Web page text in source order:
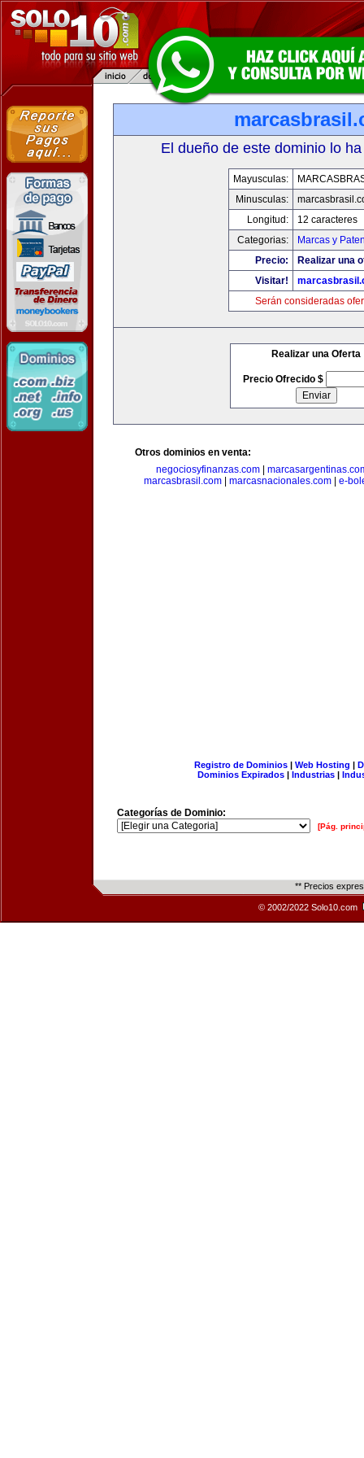
El dueño de este dominio lo
Mayusculas:
Minusculas:
Longitud:
12 caracteres
Categorias:
Marcas y
Precio:
Realizar una
Visitar!
Serán consideradas
Realizar una Oferta
Precio Ofrecido $
Otros dominios en venta:
negociosyfinanzas.com
marcasbrasil.com| marcasnacionales.com| e-
Registro de Dominios| Web Hosting |
Dominios Expirados | Industrias |
Categorías de Dominio:
[Pág.
** Precios
© 2002/2022 Solo10.com